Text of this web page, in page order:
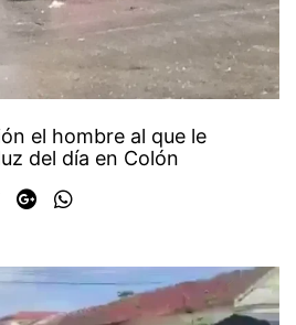
el hombre al que le
del día en Colón